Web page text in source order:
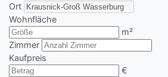
Ort
Wohnfläche
m²
Zimmer
Kaufpreis
€